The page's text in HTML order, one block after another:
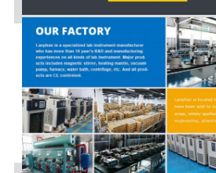
Свяжитесь мы
для получения более
упаковке, доставке и
Сеть: http://www.rotovap.cn
Адрес: Дорога Jianshe,
Хэнань, Китай